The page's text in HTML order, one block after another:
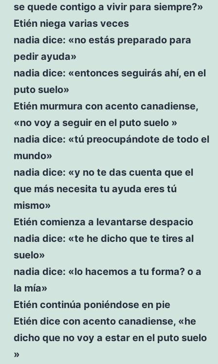
se quede contigo a vivir para siempre?»
Etién niega varias veces
nadia dice: «no estás preparado para
pedir ayuda»
nadia dice: «entonces seguirás ahí, en el
puto suelo»
Etién murmura con acento canadiense,
«no voy a seguir en el puto suelo »
nadia dice: «tú preocupándote de todo el
mundo»
nadia dice: «y no te das cuenta que el
que más necesita tu ayuda eres tú
mismo»
Etién comienza a levantarse despacio
nadia dice: «te he dicho que te tires al
suelo»
nadia dice: «lo hacemos a tu forma? o a
la mía»
Etién continúa poniéndose en pie
Etién dice con acento canadiense, «he
dicho que no voy a estar en el puto suelo
»